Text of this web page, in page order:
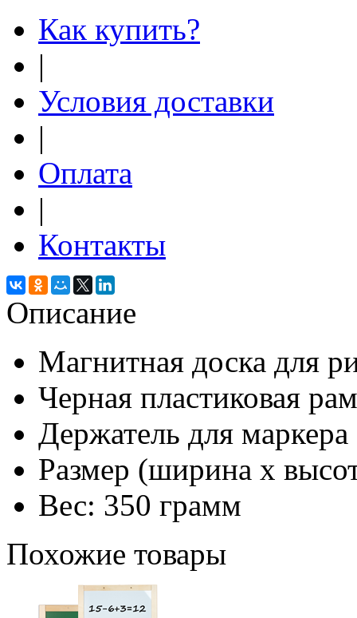
Как купить?
|
Условия доставки
|
Оплата
|
Контакты
Описание
Магнитная доска для
Черная пластиковая
Держатель для маркера
Размер (ширина х
Вес: 350 грамм
Похожие товары